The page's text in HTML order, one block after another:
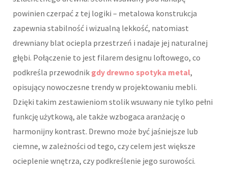
powinien czerpać z tej logiki – metalowa konstrukcja
zapewnia stabilność i wizualną lekkość, natomiast
drewniany blat ociepla przestrzeń i nadaje jej naturalnej
głębi. Połączenie to jest filarem designu loftowego, co
podkreśla przewodnik gdy drewno spotyka metal,
opisujący nowoczesne trendy w projektowaniu mebli.
Dzięki takim zestawieniom stolik wsuwany nie tylko pełni
funkcję użytkową, ale także wzbogaca aranżację o
harmonijny kontrast. Drewno może być jaśniejsze lub
ciemne, w zależności od tego, czy celem jest większe
ocieplenie wnętrza, czy podkreślenie jego surowości.